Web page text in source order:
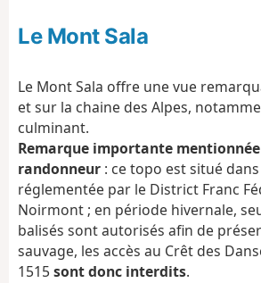
Le Mont Sala
Le Mont Sala offre une vue
et sur la chaine des Alpes,
culminant.
Remarque importante
randonneur : ce topo est situé
réglementée par le District Franc
Noirmont ; en période hivernale,
balisés sont autorisés afin de
sauvage, les accès au Crêt des
1515 sont donc interdits.